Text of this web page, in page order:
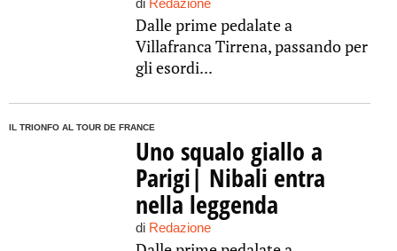
di Redazione
Dalle prime pedalate a
Villafranca Tirrena, passando per
gli esordi...
IL TRIONFO AL TOUR DE FRANCE
Uno squalo giallo a
Parigi| Nibali entra
nella leggenda
di Redazione